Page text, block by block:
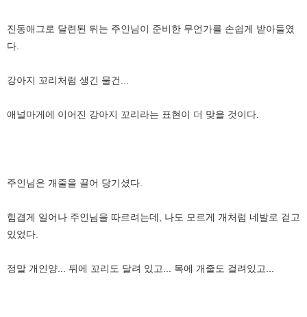
진동애그로 달련된 뒤는 주인님이 준비한 무언가를 손쉽게 받아들였
다.
강아지 꼬리처럼 생긴 물건...
애널마게에 이어진 강아지 꼬리라는 표현이 더 맞을 것이다.
주인님은 개줄을 끌어 당기셨다.
힘겹게 일어나 주인님을 따르려는데, 나도 모르게 개처럼 네발로 걷고
있었다.
정말 개인양... 뒤에 꼬리도 달려 있고... 목에 개줄도 걸려있고...